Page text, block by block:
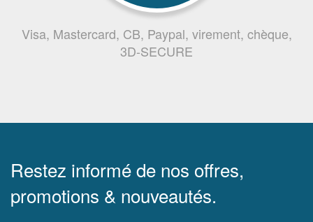
Visa, Mastercard, CB, Paypal, virement, chèque,
3D-SECURE
Restez informé de nos offres,
promotions & nouveautés.